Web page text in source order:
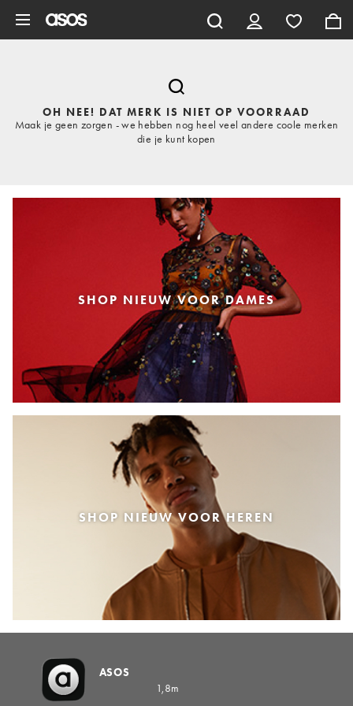
OH NEE! DAT MERK IS NIET OP VOORRAAD
Maak je geen zorgen - we hebben nog heel veel andere coole merken
die je kunt kopen
SHOP NIEUW VOOR DAMES
SHOP NIEUW VOOR HEREN
ASOS
1,8m